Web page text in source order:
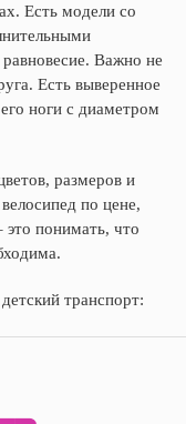
Есть модели со
Важно не
Есть выверенное
ноги с диаметром
размеров и
по цене,
понимать, что
детский транспорт: